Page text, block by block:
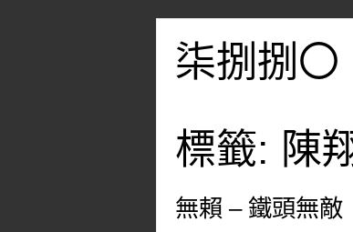
柒捌捌〇
標籤: 陳
無賴 – 鐵頭無敵